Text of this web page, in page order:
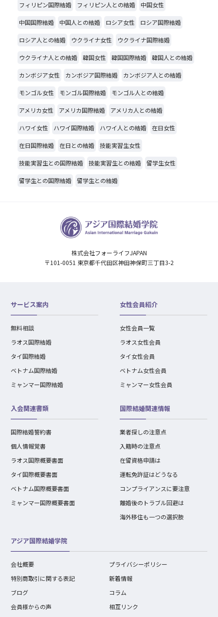
フィリピン国際結婚 フィリピン人との結婚 中国女性
中国国際結婚 中国人との結婚 ロシア女性 ロシア国際結婚
ロシア人との結婚 ウクライナ女性 ウクライナ国際結婚
ウクライナ人との結婚 韓国女性 韓国国際結婚 韓国人との結婚
カンボジア女性 カンボジア国際結婚 カンボジア人との結婚
モンゴル女性 モンゴル国際結婚 モンゴル人との結婚
アメリカ女性 アメリカ国際結婚 アメリカ人との結婚
ハワイ女性 ハワイ国際結婚 ハワイ人との結婚 在日女性
在日国際結婚 在日との結婚 技能実習生女性
技能実習生との国際結婚 技能実習生との結婚 留学生女性
留学生との国際結婚 留学生との結婚
株式会社フォーライフJAPAN
〒101-0051 東京都千代田区神田神保町三丁目3-2
サービス案内
無料相談
ラオス国際結婚
タイ国際結婚
ベトナム国際結婚
ミャンマー国際結婚
女性会員紹介
女性会員一覧
ラオス女性会員
タイ女性会員
ベトナム女性会員
ミャンマー女性会員
入会関連書類
国際結婚誓約書
個人情報覚書
ラオス国際概要書面
タイ国際概要書面
ベトナム国際概要書面
ミャンマー国際概要書面
国際結婚関連情報
業者探しの注意点
入籍時の注意点
在留資格申請は
運転免許証はどうなる
コンプライアンスに要注意
離婚後のトラブル回避は
海外移住も一つの選択肢
アジア国際結婚学院
会社概要
プライバシーポリシー
特別商取引に関する表記
新着情報
ブログ
コラム
会員様からの声
相互リンク